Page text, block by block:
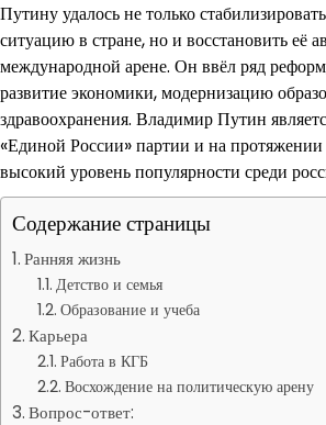
Путину удалось не только
ситуацию в стране, но и восстановить её
международной арене. Он ввёл ряд
развитие экономики, модернизацию
здравоохранения. Владимир Путин
«Единой России» партии и на протяжении
высокий уровень популярности среди
Содержание страницы
Ранняя жизнь
Детство и семья
Образование и учеба
Карьера
Работа в КГБ
Восхождение на политическую арену
Вопрос-ответ: